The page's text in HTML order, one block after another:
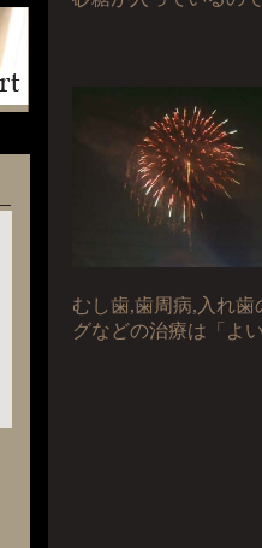
むし歯,歯周病,入れ
グなどの治療は「よ